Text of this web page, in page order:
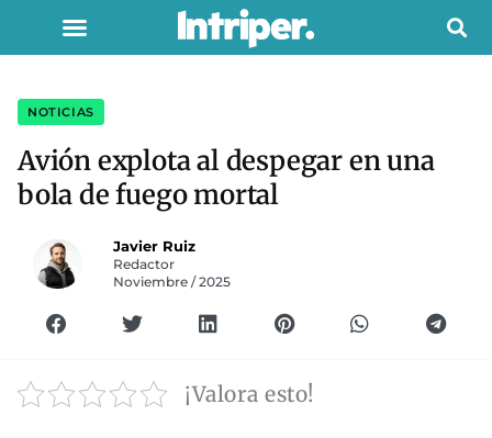
NOTICIAS
Avión explota al despegar en una
bola de fuego mortal
Javier Ruiz
Redactor
Noviembre / 2025
¡Valora esto!